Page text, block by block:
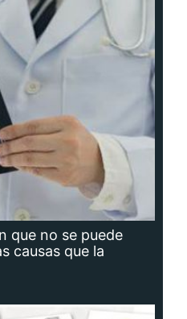
que no se puede
causas que la